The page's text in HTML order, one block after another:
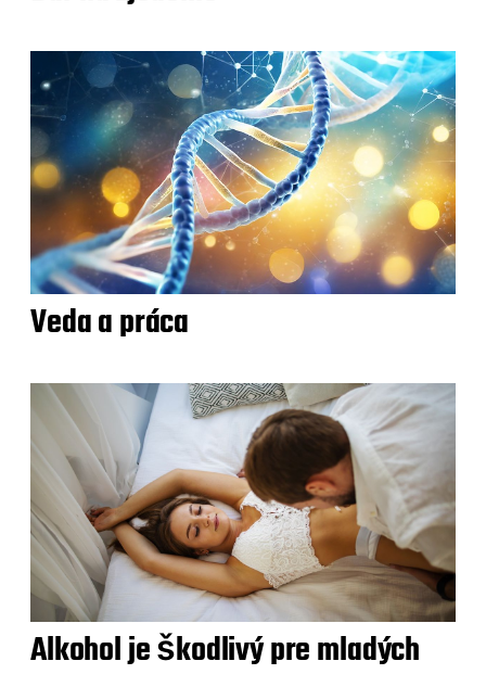
Veda a práca
Alkohol je škodlivý pre mladých